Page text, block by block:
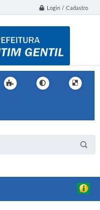
Login / Cadastro